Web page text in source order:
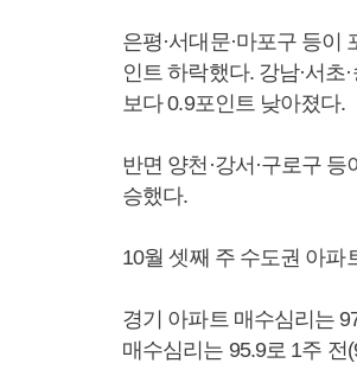
은평·서대문·마포구 등이
인트 하락했다. 강남·서초
보다 0.9포인트 낮아졌다.
반면 양천·강서·구로구
승했다.
10월 셋째 주 수도권 아파
경기 아파트 매수심리는
매수심리는 95.9로 1주 전